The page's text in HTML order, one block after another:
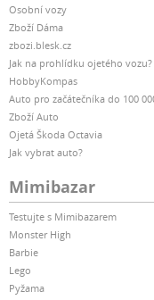
Osobní vozy
Zboží Dáma
zbozi.blesk.cz
Jak na prohlídku ojetého vozu?
HobbyKompas
Auto pro začátečníka do 100
Zboží Auto
Ojetá Škoda Octavia
Jak vybrat auto?
Mimibazar
Testujte s Mimibazarem
Monster High
Barbie
Lego
Pyžama